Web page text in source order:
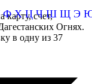
Ф Х Ц Ч Ш Щ Э
счет,
Огнях.
в одну из 37